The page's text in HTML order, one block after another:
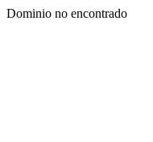
Dominio no encontrado